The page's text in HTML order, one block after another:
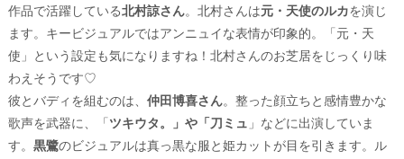
作品で活躍している北村諒さん。北村さんは元・天使のルカを演じ
ます。キービジュアルではアンニュイな表情が印象的。「元・天
使」という設定も気になりますね！北村さんのお芝居をじっくり味
わえそうです♡
彼とバディを組むのは、 仲田博喜さん。整った顔立ちと感情豊かな
歌声を武器に、「 ツキウタ。」や「刀ミュ 」などに出演していま
す。 黒鷺のビジュアルは真っ黒な服と姫カットが目を引きます。ル